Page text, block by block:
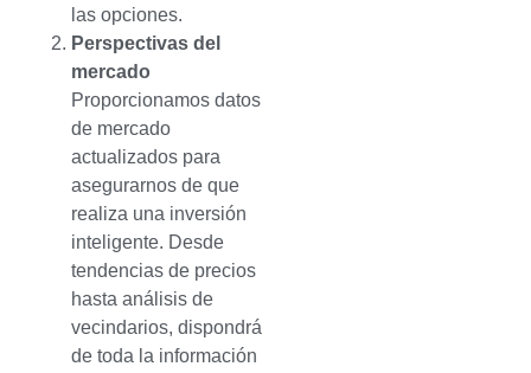
las opciones.
Perspectivas del
mercado
Proporcionamos datos
de mercado
actualizados para
asegurarnos de que
realiza una inversión
inteligente. Desde
tendencias de precios
hasta análisis de
vecindarios, dispondrá
de toda la información